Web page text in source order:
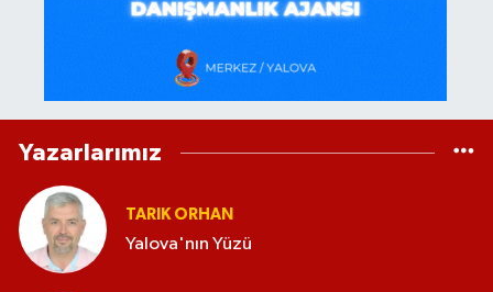
Yazarlarımız
TARIK ORHAN
Yalova'nın Yüzü